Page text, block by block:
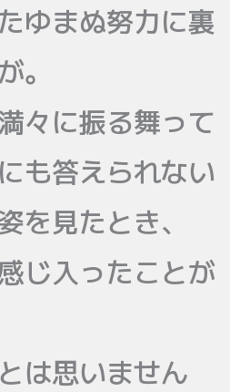
ゆまぬ努力に裏
。
々に振る舞って
も答えられない
を見たとき、
じ入ったことが
は思いません